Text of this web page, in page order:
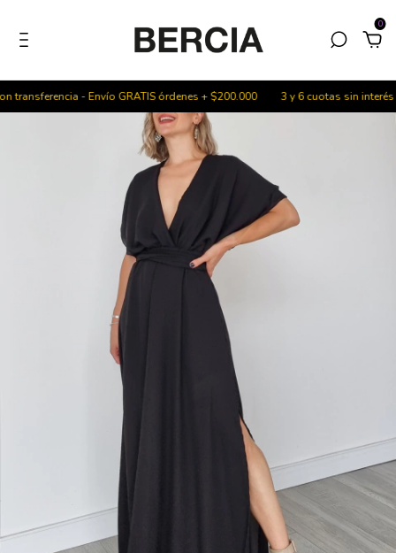
0
- Envío GRATIS órdenes + $200.000 3 y 6 cuotas sin interés -